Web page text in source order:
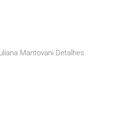
Mantovani Detalhes